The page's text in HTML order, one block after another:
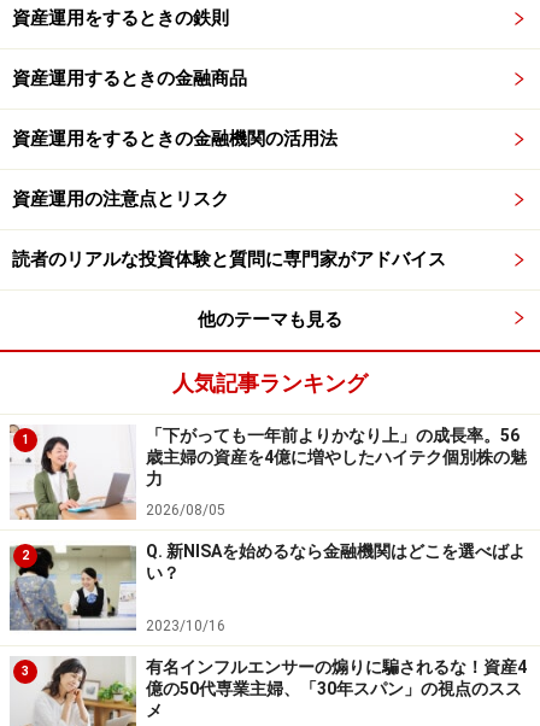
ファイナンシャルプランナーの岩城氏による女性のためのマ
ネーセミナー
確定拠出年金アナリストの大江氏によるiDeCo制度の説明
何より面白かったのは、Q&Aタイム
このイベント、とにかく面白かったのがQ&Aタイム。制
度の説明については、書籍やインターネットで調べられ
るような内容が中心でしたが、Q&Aタイムには、これか
ら投資をはじめようと思っている方からの、率直な疑問
や質問が飛び交います。これらの質問に対し、豪華なゲ
スト陣が中立的な立場でわかりやすく真摯に回答してく
資産運用をするときの鉄則
資産運用するときの金融商品
資産運用をするときの金融機関の活用法
資産運用の注意点とリスク
読者のリアルな投資体験と質問に専門家がアドバイス
他のテーマも見る
人気記事ランキング
1
「下がっても一年前よりかなり上」の成長率。56
歳主婦の資産を4億に増やしたハイテク個別株の魅
力
2026/08/05
2
Q. 新NISAを始めるなら金融機関はどこを選べばよ
い？
2023/10/16
3
有名インフルエンサーの煽りに騙されるな！資産4
億の50代専業主婦、「30年スパン」の視点のスス
メ